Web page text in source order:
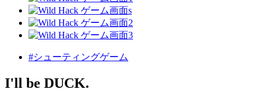
#シューティングゲーム
I'll be DUCK.